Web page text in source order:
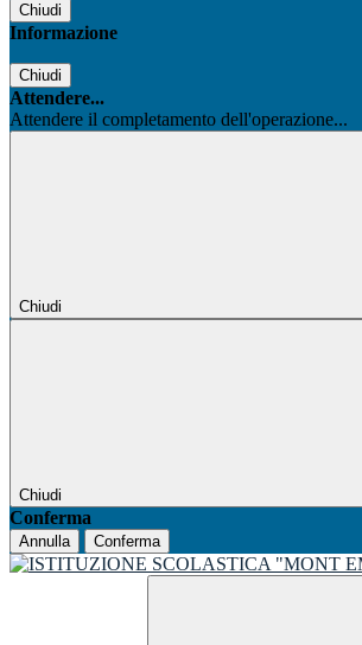
Chiudi
Informazione
Chiudi
Attendere...
Attendere il completamento dell'operazione...
Chiudi
Chiudi
Conferma
Annulla Conferma